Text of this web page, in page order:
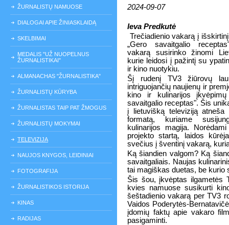
ŽURNALISTŲ NAMUOSE
DIALOGAI APIE ŽINIASKLAIDĄ
SKELBIMAI
MEDALIS "UŽ NUOPELNUS
ŽURNALISTIKAI"
ALMANACHAS "ŽURNALISTIKA"
ŽURNALISTŲ KŪRYBA
ŽURNALISTAS TAIP PAT ŽMOGUS
ŽURNALISTŲ MOKYMAI
TELEVIZIJA
NAUJOS KNYGOS, LEIDINIAI
FOTOGRAFIJA
ŽURNALISTIKOS ISTORIJA
KINAS
RADIJAS
2024-09-07
Ieva Predkutė
Trečiadienio vakarą į
„Gero savaitgalio
vakarą susirinko žinomi
kurie leidosi į pažintį su
ir kino nuotykiu.
Šį rudenį TV3 žiūrovų
intriguojančių naujienų ir
kino ir kulinarijos
savaitgalio receptas". Šis
į lietuvišką televiziją atneša
formatą, kuriame
kulinarijos magija.
projekto startą, laidos
svečius į šventinį vakarą,
Ką šiandien valgom? Ką
savaitgaliais. Naujas
tai magiškas duetas, be kurio
Šis šou, įkvėptas ilgametės
kvies namuose susikurti
šeštadienio vakarą per TV3
Vaidos Poderytės-
įdomių faktų apie vakaro
pasigaminti.